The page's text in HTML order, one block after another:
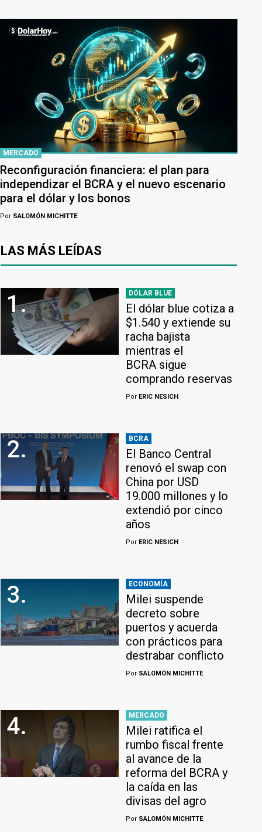
MERCADO
Reconfiguración financiera: el plan para
independizar el BCRA y el nuevo escenario
para el dólar y los bonos
Por SALOMÓN MICHITTE
LAS MÁS LEÍDAS
1. DÓLAR BLUE
El dólar blue cotiza a
$1.540 y extiende su
racha bajista
mientras el
BCRA sigue
comprando reservas
Por ERIC NESICH
2. BCRA
El Banco Central
renovó el swap con
China por USD
19.000 millones y lo
extendió por cinco
años
Por ERIC NESICH
3. ECONOMÍA
Milei suspende
decreto sobre
puertos y acuerda
con prácticos para
destrabar conflicto
Por SALOMÓN MICHITTE
4. MERCADO
Milei ratifica el
rumbo fiscal frente
al avance de la
reforma del BCRA y
la caída en las
divisas del agro
Por SALOMÓN MICHITTE